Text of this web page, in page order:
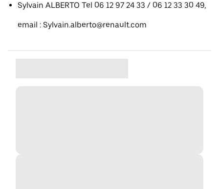
Sylvain ALBERTO Tel 06 12 97 24 33 / 06 12 33 30 49,
email : Sylvain.alberto@renault.com